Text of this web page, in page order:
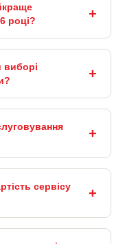
році?
виборі
сервісу